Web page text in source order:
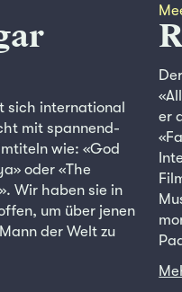
sich international
mit spannend-
wie: «God
oder «The
Wir haben sie in
um über jenen
der Welt zu
er